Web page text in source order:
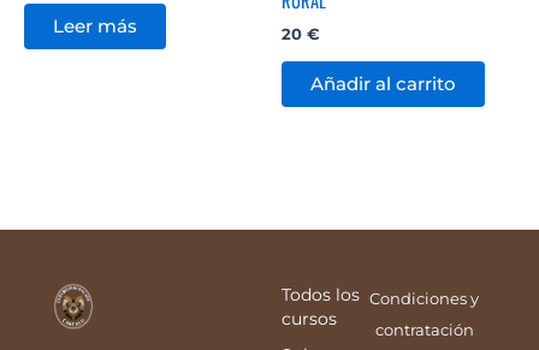
Leer más 20 €
Añadir al carrito
Todos los
cursos
Condiciones y
contratación